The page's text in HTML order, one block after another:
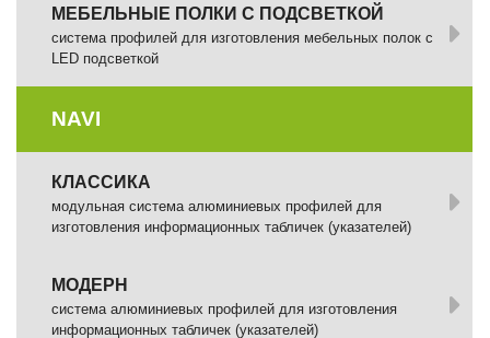
МЕБЕЛЬНЫЕ ПОЛКИ С ПОДСВЕТКОЙ
cистема профилей для изготовления мебельных полок с
LED подсветкой
NAVI
КЛАССИКА
модульная система алюминиевых профилей для
изготовления информационных табличек (указателей)
МОДЕРН
система алюминиевых профилей для изготовления
информационных табличек (указателей)